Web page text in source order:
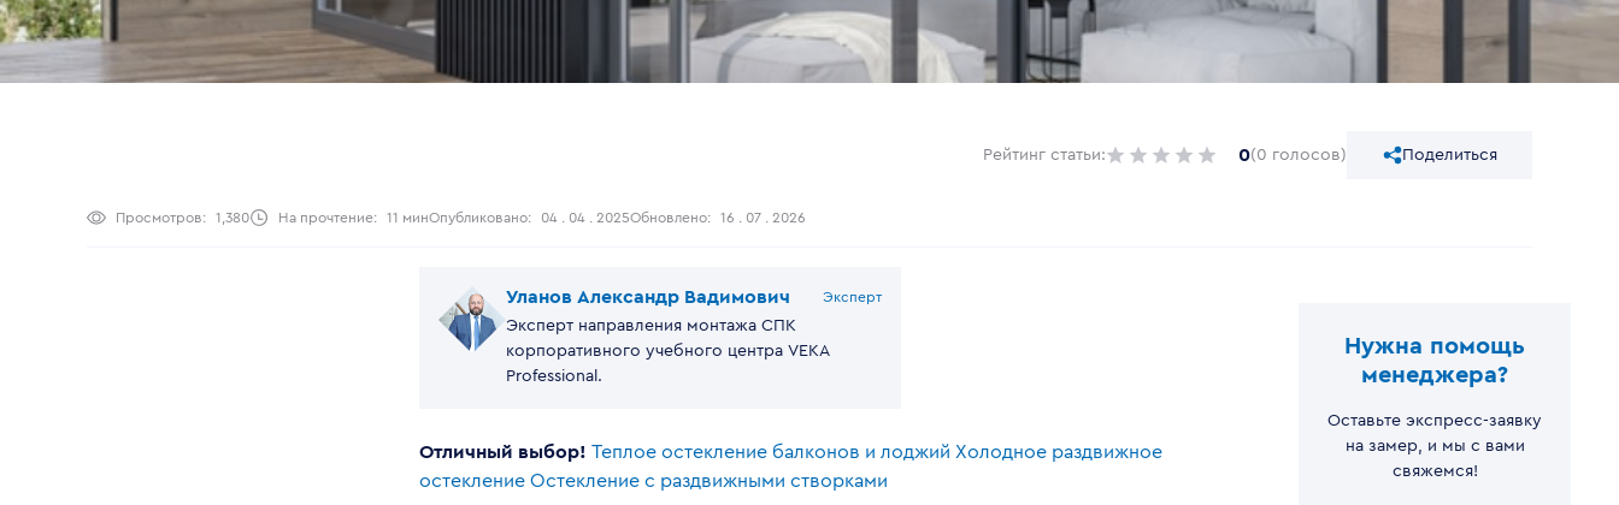
Рейтинг статьи: 0(0 голосов) Поделиться
Просмотров: 1,380 На прочтение: 11 минОпубликовано: 04 . 04 . 2025Обновлено: 16 . 07 . 2026
Уланов Александр Вадимович Эксперт
Эксперт направления монтажа СПК
корпоративного учебного центра VEKA
Professional.
Отличный выбор! Теплое остекление балконов и лоджий Холодное раздвижное
остекление Остекление с раздвижными створками
Нужна помощь
менеджера?
Оставьте экспресс-заявку
на замер, и мы с вами
свяжемся!